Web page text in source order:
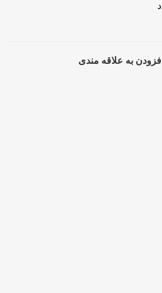
افزودن به علاقه مندی